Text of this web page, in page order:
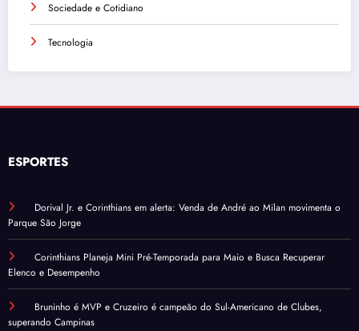
Sociedade e Cotidiano
Tecnologia
ESPORTES
Dorival Jr. e Corinthians em alerta: Venda de André ao Milan movimenta o
Parque São Jorge
Corinthians Planeja Mini Pré-Temporada para Maio e Busca Recuperar
Elenco e Desempenho
Bruninho é MVP e Cruzeiro é campeão do Sul-Americano de Clubes,
superando Campinas